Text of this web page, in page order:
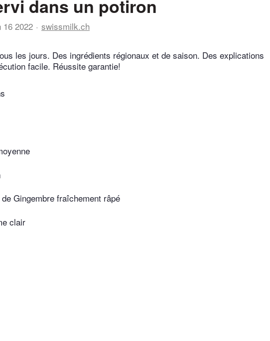
dans un potiron
16 2022 swissmilk.ch
les jours. Des ingrédients régionaux et de saison. Des explications
facile. Réussite garantie!
Gingembre fraîchement râpé
clair